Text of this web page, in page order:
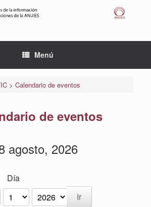
Menú
> Calendario de eventos
de eventos
agosto, 2026
Día